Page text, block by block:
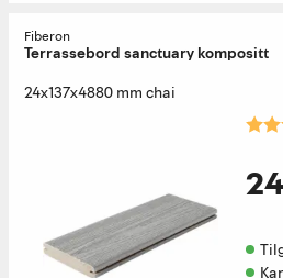
Fiberon
Terrassebord sanctuary kompositt
24x137x4880 mm chai